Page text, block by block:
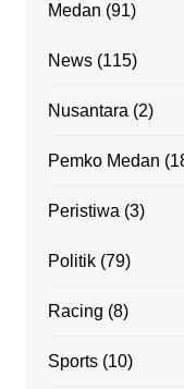
Medan (91)
News(115)
Nusantara (2)
Pemko Medan
Peristiwa (3)
Politik(79)
Racing (8)
Sports(10)